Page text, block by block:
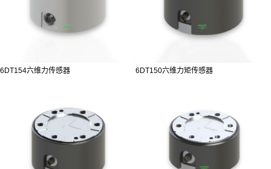
6DT154六维力传感器 6DT150六维力矩传感器